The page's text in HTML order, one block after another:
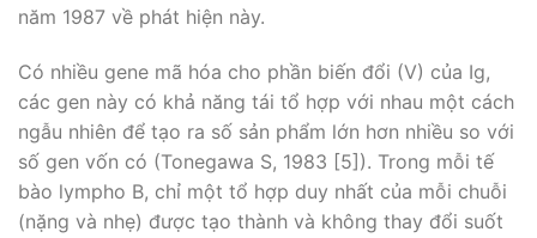
năm 1987 về phát hiện này.
Có nhiều gene mã hóa cho phần biến đổi (V) của Ig,
các gen này có khả năng tái tổ hợp với nhau một cách
ngẫu nhiên để tạo ra số sản phẩm lớn hơn nhiều so với
số gen vốn có (Tonegawa S, 1983 [5]). Trong mỗi tế
bào lympho B, chỉ một tổ hợp duy nhất của mỗi chuỗi
(nặng và nhẹ) được tạo thành và không thay đổi suốt